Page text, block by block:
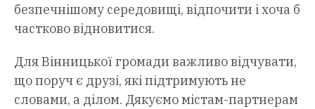
безпечнішому середовищі, відпочити і хоча б
частково відновитися.
Для Вінницької громади важливо відчувати,
що поруч є друзі, які підтримують не
словами, а ділом. Дякуємо містам-партнерам